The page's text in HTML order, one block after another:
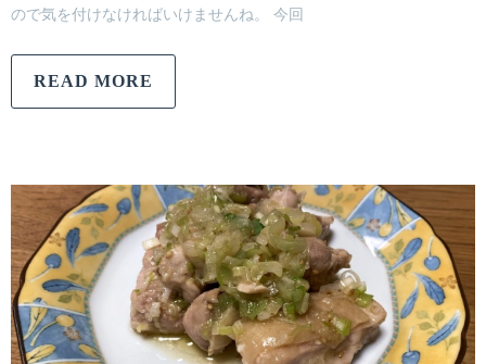
ので気を付けなければいけませんね。 今回
READ MORE